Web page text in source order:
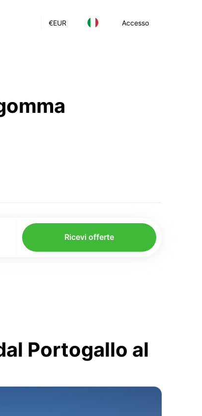
€EUR Accesso
Ricevi offerte
Portogallo al